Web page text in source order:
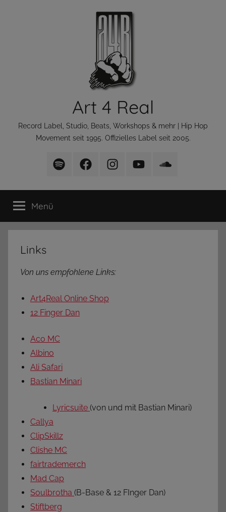
Art 4 Real
Record Label, Studio, Beats, Workshops & mehr | Hip Hop
Movement seit 1995. Offizielles Label seit 2005.
Art
Real
Playlist
bei
Art
Real
facebook
Art
Real
Instagram
Art
Real
Youtube
Art
Real
Soundcloud
Menü
Links
Von uns empfohlene Links:
Art4Real Online Shop
12 Finger Dan
Aco MC
Albino
Ali Safari
Bastian Minari
Lyricsuite (von und mit Bastian Minari)
Callya
ClipSkillz
Clishe MC
fairtrademerch
Mad Cap
Soulbrotha (B-Base & 12 FInger Dan)
Stiftberg